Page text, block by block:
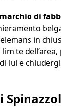
di
in
lui e